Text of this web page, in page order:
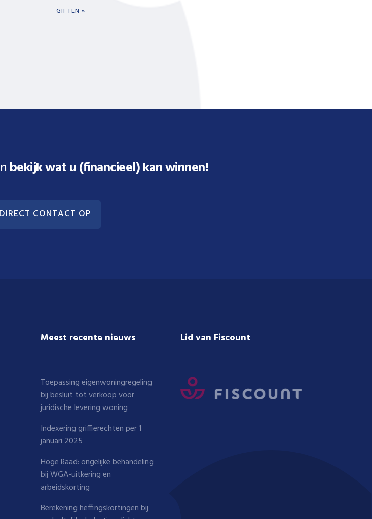
NEXT
GIFTEN »
bekijk wat u (financieel) kan winnen!
CONTACT OP
Meest recente nieuws
Toepassing eigenwoningregeling
bij besluit tot verkoop voor
juridische levering woning
Indexering griffierechten per 1
januari 2025
Hoge Raad: ongelijke behandeling
bij WGA-uitkering en
arbeidskorting
Berekening heffingskortingen bij
Lid van Fiscount